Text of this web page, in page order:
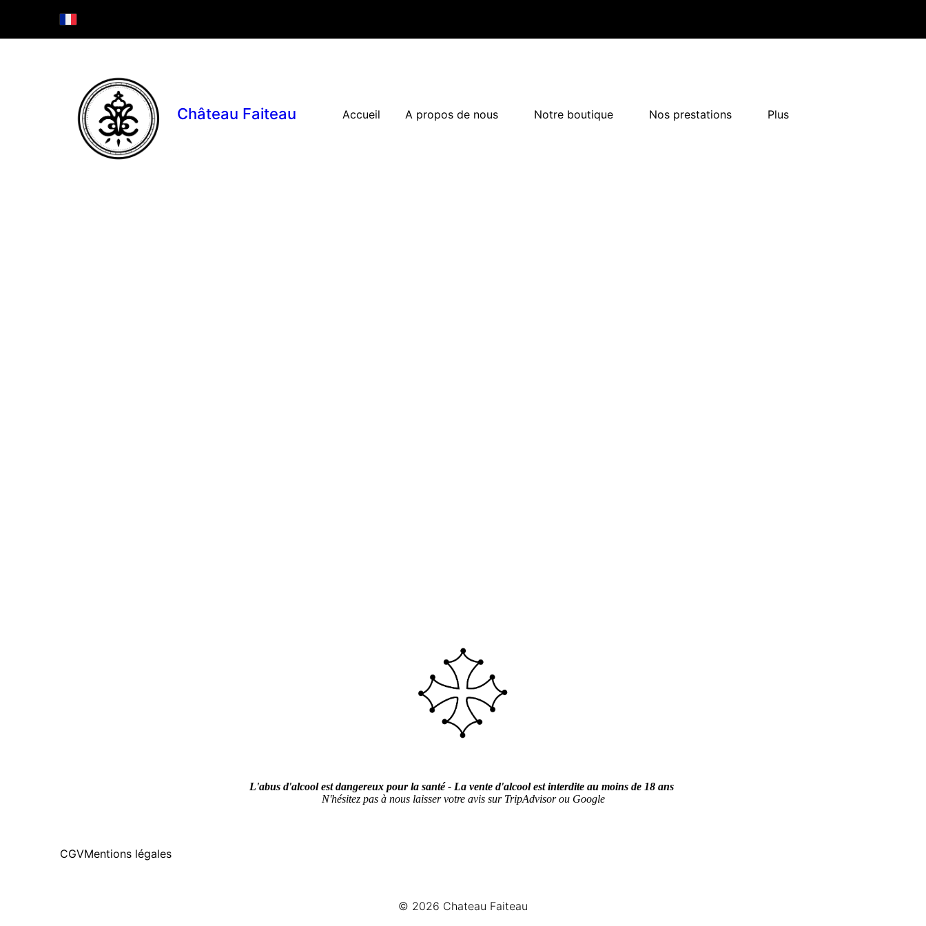
Château Faiteau Accueil A propos de nous Notre boutique Nos prestations Plus
L'abus d'alcool est dangereux pour la santé - La vente d'alcool est interdite au moins de 18 ans
N'hésitez pas à nous laisser votre avis sur TripAdvisor ou Google
CGVMentions légales
© 2026 Chateau Faiteau